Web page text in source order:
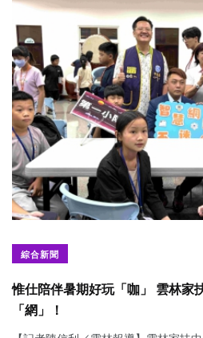
綜合新聞
惟仕陪伴暑期好玩「咖」 雲林家
「網」！